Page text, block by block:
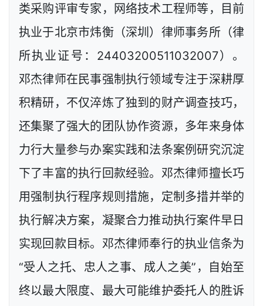
类采购评审专家，网络技术工程师等，目前
执业于北京市炜衡（深圳）律师事务所（律
所执业证号：24403200511032007）。
邓杰律师在民事强制执行领域专注于深耕厚
积精研，不仅淬炼了独到的财产调查技巧，
还集聚了强大的团队协作资源，多年来身体
力行大量参与办案实践和法条案例研究沉淀
下了丰富的执行回款经验。邓杰律师擅长巧
用强制执行程序规则措施，定制多措并举的
执行解决方案，凝聚合力推动执行案件早日
实现回款目标。邓杰律师奉行的执业信条为
“受人之托、忠人之事、成人之美”，自始至
终以最大限度、最大可能维护委托人的胜诉